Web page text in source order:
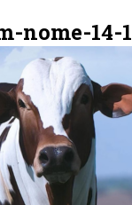
nome-14-1